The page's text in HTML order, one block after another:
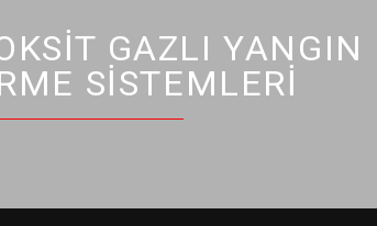
GAZLI YANGIN
SISTEMLERI